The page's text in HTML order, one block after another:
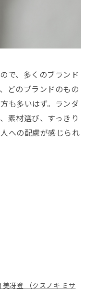
で、多くのブランド
どのブランドのもの
も多いはず。ランダ
素材選び、すっきり
への配慮が感じられ
美冴登 （クスノキ ミサ